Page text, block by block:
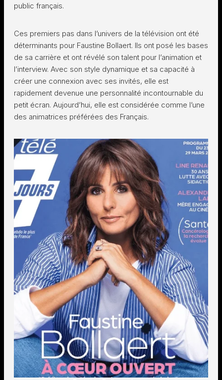
public français.
Ces premiers pas dans l’univers de la télévision ont été
déterminants pour Faustine Bollaert. Ils ont posé les bases
de sa carrière et ont révélé son talent pour l’animation et
l’interview. Avec son style dynamique et sa capacité à
créer une connexion avec ses invités, elle est
rapidement devenue une personnalité incontournable du
petit écran. Aujourd’hui, elle est considérée comme l’une
des animatrices préférées des Français.